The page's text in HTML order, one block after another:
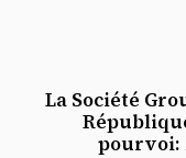
La Société
pourvoi: